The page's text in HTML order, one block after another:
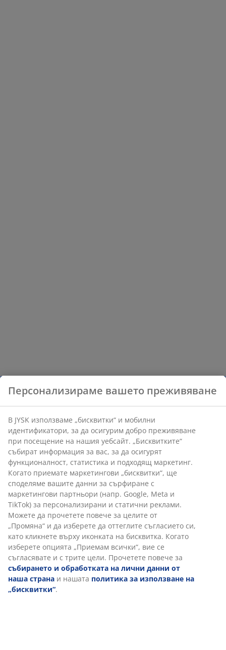
Персонализираме вашето преживяване
В JYSK използваме „бисквитки“ и мобилни
идентификатори, за да осигурим добро преживяване
при посещение на нашия уебсайт. „Бисквитките“
събират информация за вас, за да осигурят
функционалност, статистика и подходящ маркетинг.
Когато приемате маркетингови „бисквитки“, ще
споделяме вашите данни за сърфиране с
маркетингови партньори (напр. Google, Meta и
TikTok) за персонализирани и статични реклами.
Можете да прочетете повече за целите от
„Промяна“ и да изберете да оттеглите съгласието си,
като кликнете върху иконката на бисквитка. Когато
изберете опцията „Приемам всички“, вие се
съгласявате и с трите цели. Прочетете повече за
събирането и обработката на лични данни от
наша страна и нашата политика за използване на
„бисквитки“.